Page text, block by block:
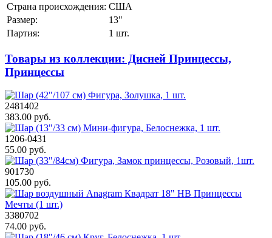
Страна происхождения: США
Размер:
13"
Партия:
1 шт.
Товары из коллекции: Дисней Принцессы,
Принцессы
2481402
383.00 руб.
1206-0431
55.00 руб.
901730
105.00 руб.
3380702
74.00 руб.